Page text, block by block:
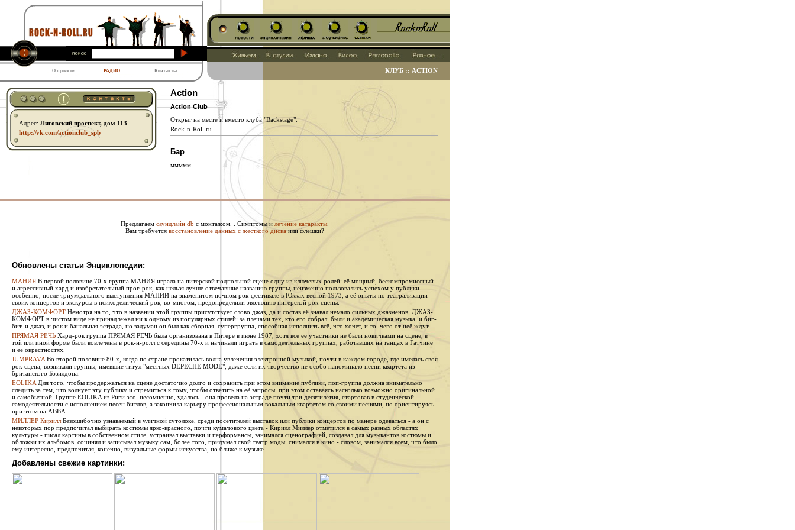
О проекте РАДИО Контакты КЛУБ :: ACTION
Адрес: Лиговский проспект, дом 113
http:// vk.com/ actionclub_spb
Action
Action Club
Открыт на месте и вместо клуба "Backstage".
Rock-n-Roll.ru
Бар
ммммм
Предлагаем саундлайн db с монтажом. . Симптомы и лечение катаракты
Вам требуется восстановление данных с жесткого дискаили флешки?
Обновлены статьи Энциклопедии:
МАНИЯ В первой половине 70-х группа МАНИЯ играла на питерской подпольной сцене одну из ключевых ролей: её мощный, бескомпромиссный
и агрессивный хард и изобретательный прог-рок, как нельзя лучше отвечавшие названию группы, неизменно пользовались успехом у публики -
особенно, после триумфального выступления МАНИИ на знаменитом ночном рок-фестивале в Юкках весной 1973, а её опыты по театрализации
своих концертов и экскурсы в психоделический рок, во-многом, предопределили эволюцию питерской рок-сцены.
ДЖАЗ-КОМФОРТ Немотря на то, что в названии этой группы присутствует слово джаз, да и состав её знавал немало сильных джазменов, ДЖАЗ-
КОМФОРТ в чистом виде не принадлежал ни к одному из популярных стилей: за плечами тех, кто его собрал, были и академическая музыка, и биг-
бит, и джаз, и рок и банальная эстрада, но задуман он был как сборная, супергруппа, способная исполнить всё, что хочет, и то, чего от неё ждут.
ПРЯМАЯ РЕЧЬ Хард-рок группа ПРЯМАЯ РЕЧЬ была организована в Питере в июне 1987, хотя все её участники не были новичками на сцене, в
той или иной форме были вовлечены в рок-н-ролл с середины 70-х и начинали играть в самодеятельных группах, работавших на танцах в Гатчине
и её окрестностях.
JUMPRAVA Во второй половине 80-х, когда по стране прокатилась волна увлечения электронной музыкой, почти в каждом городе, где имелась своя
рок-сцена, возникали группы, имевшие титул "местных DEPECHE MODE", даже если их творчество не особо напоминало песни квартета из
британского Бэзилдона.
EOLIKA Для того, чтобы продержаться на сцене достаточно долго и сохранить при этом внимание публики, поп-группа должна внимательно
следить за тем, что волнует эту публику и стремиться к тому, чтобы ответить на её запросы, при этом оставаясь насколько возможно оригинальной
и самобытной, Группе EOLIKA из Риги это, несомненно, удалось - она провела на эстраде почти три десятилетия, стартовав в студенческой
самодеятельности с исполнением песен битлов, а закончила карьеру профессиональным вокальным квартетом со своими песнями, но ориентируясь
при этом на ABBA.
МИЛЛЕР Кирилл Безошибочно узнаваемый в уличной сутолоке, среди посетителей выставок или публики концертов по манере одеваться - а он с
некоторых пор предпочитал выбирать костюмы ярко-красного, почти кумачового цвета - Кирилл Миллер отметился в самых разных областях
культуры - писал картины в собственном стиле, устраивал выставки и перформансы, занимался сценографией, создавал для музыкантов костюмы и
обложки их альбомов, сочинял и записывал музыку сам, более того, придумал свой театр моды, снимался в кино - словом, занимался всем, что было
ему интересно, предпочитая, конечно, визуальные формы искусства, но ближе к музыке.
Добавлены свежие картинки: